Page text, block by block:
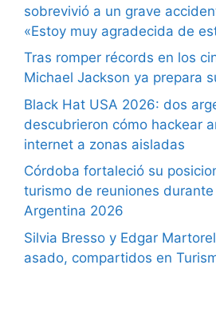
sobrevivió a un grave
«Estoy muy agradecida de
Tras romper récords en los
Michael Jackson ya prepara
Black Hat USA 2026: dos
descubrieron cómo hackear
internet a zonas aisladas
Córdoba fortaleció su
turismo de reuniones
Argentina 2026
Silvia Bresso y Edgar
asado, compartidos en